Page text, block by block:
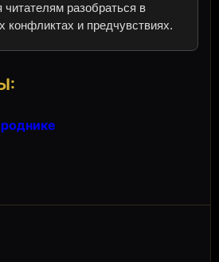
читателям разобраться в
конфликтах и предчувствиях.